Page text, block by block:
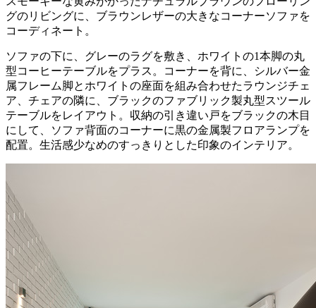
グのリビングに、ブラウンレザーの大きなコーナーソファを
コーディネート。
ソファの下に、グレーのラグを敷き、ホワイトの1本脚の丸
型コーヒーテーブルをプラス。コーナーを背に、シルバー金
属フレーム脚とホワイトの座面を組み合わせたラウンジチェ
ア、チェアの隣に、ブラックのファブリック製丸型スツール
テーブルをレイアウト。収納の引き違い戸をブラックの木目
にして、ソファ背面のコーナーに黒の金属製フロアランプを
配置。生活感少なめのすっきりとした印象のインテリア。